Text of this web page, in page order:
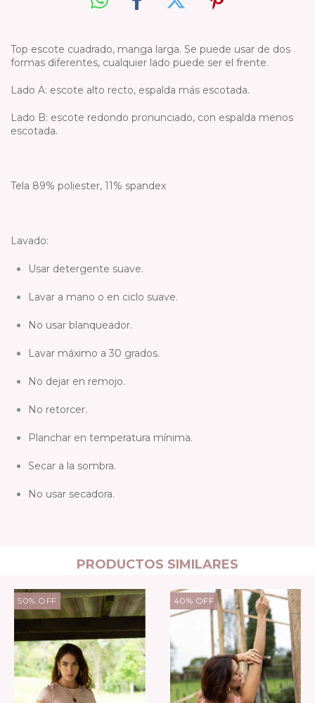
Top escote cuadrado, manga larga. Se puede usar de dos
formas diferentes, cualquier lado puede ser el frente.
Lado A: escote alto recto, espalda más escotada.
Lado B: escote redondo pronunciado, con espalda menos
escotada.
Tela 89% poliester, 11% spandex
Lavado:
Usar detergente suave.
Lavar a mano o en ciclo suave.
No usar blanqueador.
Lavar máximo a 30 grados.
No dejar en remojo.
No retorcer.
Planchar en temperatura mínima.
Secar a la sombra.
No usar secadora.
PRODUCTOS SIMILARES
50% OFF 40% OFF